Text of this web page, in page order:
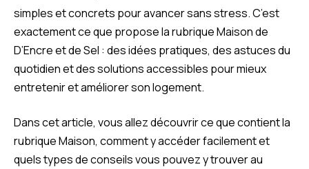
simples et concrets pour avancer sans stress. C’est
exactement ce que propose la rubrique Maison de
D’Encre et de Sel : des idées pratiques, des astuces du
quotidien et des solutions accessibles pour mieux
entretenir et améliorer son logement.
Dans cet article, vous allez découvrir ce que contient la
rubrique Maison, comment y accéder facilement et
quels types de conseils vous pouvez y trouver au